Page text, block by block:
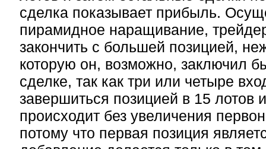
сделка показывает прибыль.
пирамидное наращивание,
закончить с большей позицией,
которую он, возможно, заключил
сделке, так как три или четыре
завершиться позицией в 15 лотов
происходит без увеличения
потому что первая позиция